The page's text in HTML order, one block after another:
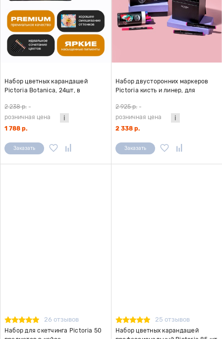
Набор цветных карандашей
Pictoria Botanica, 24шт, в
2 238 р. -
розничная цена
1 788 р.
Заказать
Набор двусторонних маркеров
Pictoria кисть и линер, для
цветов
2 925 р. -
розничная цена
2 338 р.
Заказать
26 отзывов
Набор для скетчинга Pictoria 50
25 отзывов
Набор цветных карандашей